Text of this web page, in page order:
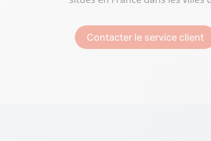
Contacter le service client